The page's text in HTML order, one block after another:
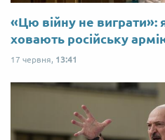
«Цю війну не виграти»:
ховають російську
17 червня, 13:41